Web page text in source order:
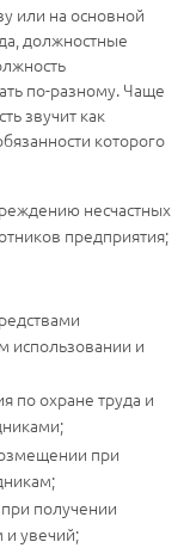
или на основной
должностные
по-разному. Чаще
звучит как
которого
несчастных
предприятия;
использовании и
по охране труда и
при
получении
и увечий;